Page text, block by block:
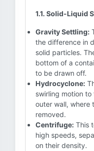
1.1. Solid-Liquid
Gravity Settling:
the difference in
solid particles.
bottom of a
to be drawn off.
Hydrocyclone:
swirling motion
outer wall, where
removed.
Centrifuge: This
high speeds,
on their density.